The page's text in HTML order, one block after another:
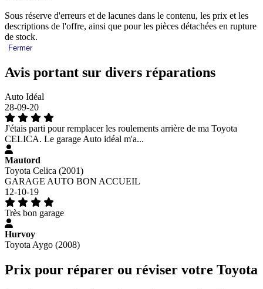
Sous réserve d'erreurs et de lacunes dans le contenu, les prix et les
descriptions de l'offre, ainsi que pour les pièces détachées en rupture
de stock.
Fermer
Avis portant sur divers réparations
Auto Idéal
28-09-20
J'étais parti pour remplacer les roulements arrière de ma Toyota
CELICA. Le garage Auto idéal m'a...
Mautord
Toyota Celica (2001)
GARAGE AUTO BON ACCUEIL
12-10-19
Très bon garage
Hurvoy
Toyota Aygo (2008)
Prix pour réparer ou réviser votre Toyota